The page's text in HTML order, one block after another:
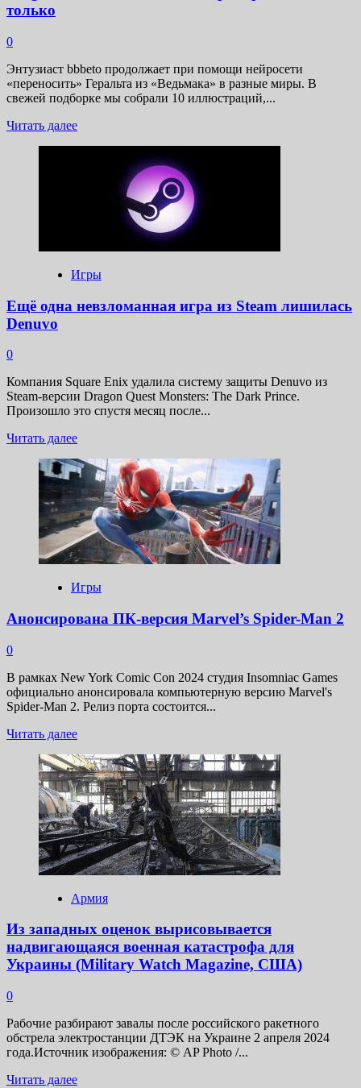
только
0
Энтузиаст bbbeto продолжает при помощи нейросети
«переносить» Геральта из «Ведьмака» в разные миры. В
свежей подборке мы собрали 10 иллюстраций,...
Читать далееПрочитать
перенесли
миры
Elden
Ring,
Resident
не
только
Игры
Ещё одна невзломанная игра из Steam лишилась
Denuvo
0
Компания Square Enix удалила систему защиты Denuvo из
Steam-версии Dragon Quest Monsters: The Dark Prince.
Произошло это спустя месяц после...
Читать далееПрочитать
о
Ещё
одна
невзломанная
игра
из
Steam
лишилась
Denuvo
Игры
Анонсирована ПК-версия Marvel’s Spider-Man 2
0
В рамках New York Comic Con 2024 студия Insomniac Games
официально анонсировала компьютерную версию Marvel's
Spider-Man 2. Релиз порта состоится...
Читать далееПрочитать
о
Анонсирована
ПК-
версия
Marvel’s
Spider-
Man
2
Армия
Из западных оценок вырисовывается
надвигающаяся военная катастрофа для
Украины (Military Watch Magazine, США)
0
Рабочие разбирают завалы после российского ракетного
обстрела электростанции ДТЭК на Украине 2 апреля 2024
года.Источник изображения: © AP Photo /...
Читать далееПрочитать